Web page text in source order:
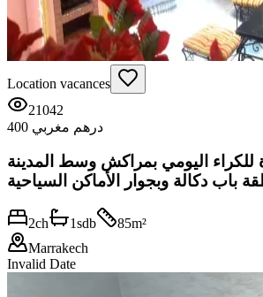
Location vacances
21042
400 درهم مغربي
اليومي بمراكش وسط المدينة
باب دكالة وبجوار الأماكن السياحية
2ch 1sdb 85m²
Marrakech
Invalid Date